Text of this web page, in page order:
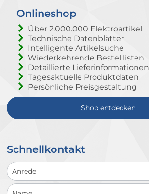
Onlineshop
Über 2.000.000 Elektroartikel
Technische Datenblätter
Intelligente Artikelsuche
Wiederkehrende Bestelllisten
Detaillierte Lieferinformationen
Tagesaktuelle Produktdaten
Persönliche Preisgestaltung
Shop entdecken
Schnellkontakt
Schnellkontakt